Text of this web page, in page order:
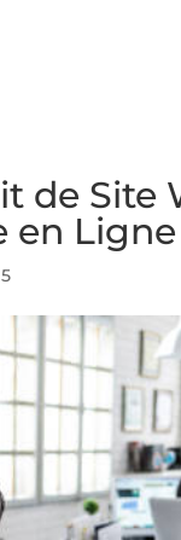
de Site
en Ligne